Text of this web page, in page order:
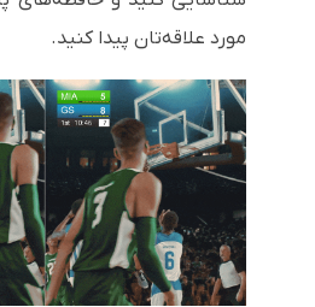
مورد علاقه‌تان پیدا کنید.